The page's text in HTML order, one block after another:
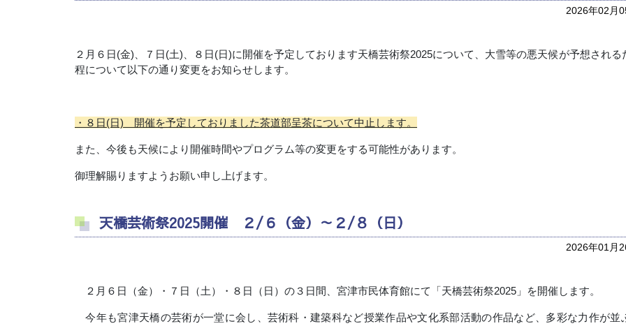
2026年02月
２ 月６日(金) 、７日(土) 、８日(日)に開催を予定しております天橋芸術祭2025について、大雪等の悪天候が予想される
程について以下の通り変更をお知らせします。
・８日(日) 開催を予定しておりました茶道部呈茶について中止します。
また、今後も天候により開催時間やプログラム等の変更をする可能性があります。
御理解賜りますようお願い申し上げます。
天橋芸術祭2025開催 ２/６（金）～２/８（日）
2026年01月
２月６日（金）・７日（土）・８日（日）の３日間、宮津市民体育館にて「天橋芸術祭2025」を開催します。
今年も宮津天橋の芸術が一堂に会し、芸術科・建築科など授業作品や文化系部活動の作品など、多彩な力作が並